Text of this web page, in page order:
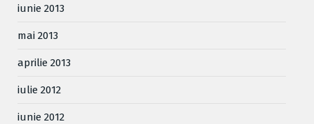
iunie 2013
mai 2013
aprilie 2013
iulie 2012
iunie 2012